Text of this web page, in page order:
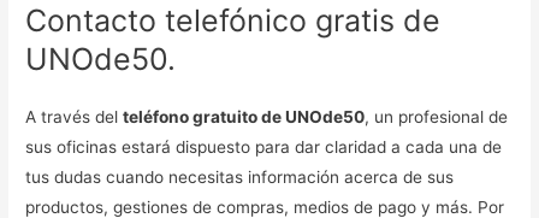
Contacto telefónico gratis de
UNOde50.
A través delteléfono gratuito de UNOde50, un profesional de
sus oficinas estará dispuesto para dar claridad a cada una de
tus dudas cuando necesitas información acerca de sus
productos, gestiones de compras, medios de pago y más. Por